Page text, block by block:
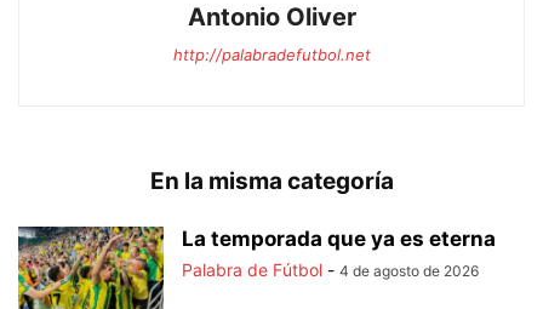
Antonio Oliver
http://palabradefutbol.net
En la misma categoría
La temporada que ya es eterna
Palabra de Fútbol - 4 de agosto de 2026